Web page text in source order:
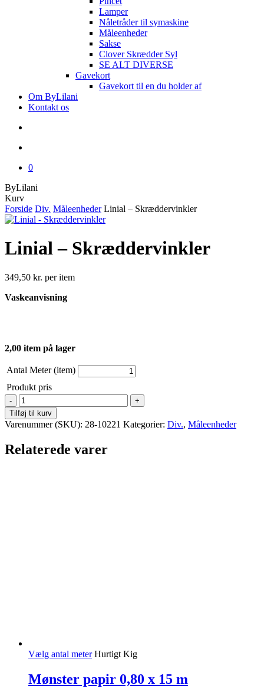
Lamper
Nåletråder til symaskine
Måleenheder
Sakse
Clover Skrædder Syl
SE ALT DIVERSE
Gavekort
Gavekort til en du holder af
Om ByLilani
Kontakt os
0
ByLilani
KurvClose
Cart
Forside Div. Måleenheder Linial – Skræddervinkler
Linial – Skræddervinkler
349,50 kr. per item
Vaskeanvisning
2,00 item på lager
Antal Meter (item)
Produkt pris
Linial
-
Skræddervinkler
antal
Tilføj til kurv
Varenummer (SKU): 28-10221 Kategorier: Div., Måleenheder
Relaterede varer
Vælg antal meter Hurtigt Kig
Mønster papir 0,80 x 15 m